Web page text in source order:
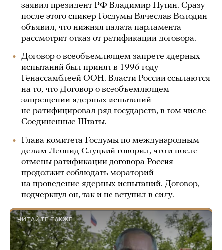
заявил президент РФ Владимир Путин. Сразу
после этого спикер Госдумы Вячеслав Володин
объявил, что нижняя палата парламента
рассмотрит отказ от ратификации договора.
Договор о всеобъемлющем запрете ядерных
испытаний был принят в 1996 году
Генассамблеей ООН. Власти России ссылаются
на то, что Договор о всеобъемлющем
запрещении ядерных испытаний
не ратифицировал ряд государств, в том числе
Соединенные Штаты.
Глава комитета Госдумы по международным
делам Леонид Слуцкий говорил, что и после
отмены ратификации договора Россия
продолжит соблюдать мораторий
на проведение ядерных испытаний. Договор,
подчеркнул он, так и не вступил в силу.
ЧИТАЙТЕ ТАКЖЕ